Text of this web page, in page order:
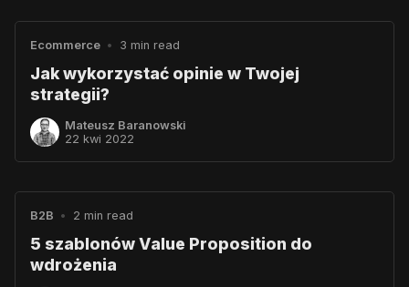
Ecommerce • 3 min read
Jak wykorzystać opinie w Twojej
strategii?
Mateusz Baranowski
22 kwi 2022
B2B • 2 min read
5 szablonów Value Proposition do
wdrożenia